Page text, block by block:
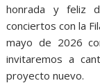
honrada y feliz
conciertos con la
mayo de 2026
invitaremos a
proyecto nuevo.